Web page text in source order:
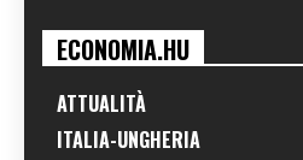
ECONOMIA.HU
ATTUALITÀ
ITALIA-UNGHERIA